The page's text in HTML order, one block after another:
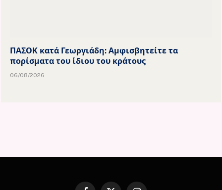
ΠΑΣΟΚ κατά Γεωργιάδη: Αμφισβητείτε τα
πορίσματα του ίδιου του κράτους
06/08/2026